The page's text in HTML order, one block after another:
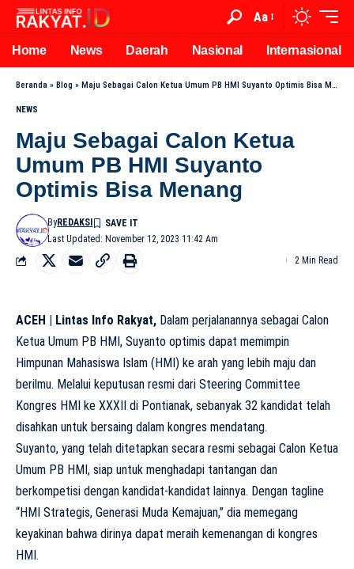
Aa
Home News Daerah Nasional Internasional
Beranda » Blog » Maju Sebagai Calon Ketua Umum PB HMI Suyanto Optimis Bisa Menang
NEWS
Maju Sebagai Calon Ketua
Umum PB HMI Suyanto
Optimis Bisa Menang
Last Updated: November 12, 2023 11:42 Am
ByREDAKSI
2 Min Read
ACEH | Lintas Info Rakyat, Dalam perjalanannya sebagai Calon
Ketua Umum PB HMI, Suyanto optimis dapat memimpin
Himpunan Mahasiswa Islam (HMI) ke arah yang lebih maju dan
berilmu. Melalui keputusan resmi dari Steering Committee
Kongres HMI ke XXXII di Pontianak, sebanyak 32 kandidat telah
disahkan untuk bersaing dalam kongres mendatang.
Suyanto, yang telah ditetapkan secara resmi sebagai Calon Ketua
Umum PB HMI, siap untuk menghadapi tantangan dan
berkompetisi dengan kandidat-kandidat lainnya. Dengan tagline
“HMI Strategis, Generasi Muda Kemajuan,” dia memegang
keyakinan bahwa dirinya dapat meraih kemenangan di kongres
HMI.